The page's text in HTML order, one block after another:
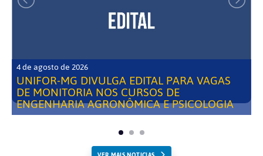
4 de agosto de 2026
UNIFOR-MG DIVULGA EDITAL PARA VAGAS
DE MONITORIA NOS CURSOS DE
ENGENHARIA AGRONÔMICA E PSICOLOGIA